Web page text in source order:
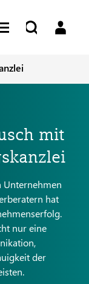
mit
Unternehmen
hat
nur eine
der